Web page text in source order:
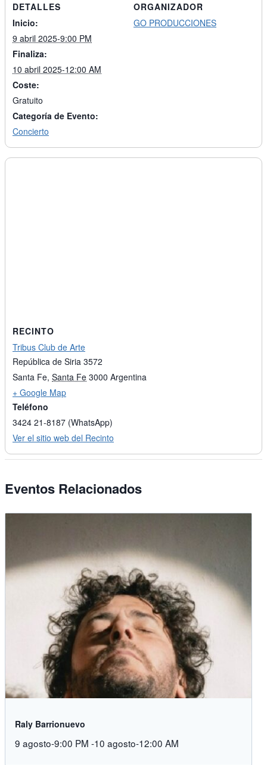
DETALLES
Inicio:
9 abril 2025-9:00 PM
Finaliza:
10 abril 2025-12:00 AM
Coste:
Gratuito
Categoría de Evento:
Concierto
ORGANIZADOR
GO PRODUCCIONES
RECINTO
Tribus Club de Arte
República de Siria 3572
Santa Fe, Santa Fe 3000 Argentina
+ Google Map
Teléfono
3424 21-8187 (WhatsApp)
Ver el sitio web del Recinto
Eventos Relacionados
Raly Barrionuevo
9 agosto-9:00 PM -10 agosto-12:00 AM